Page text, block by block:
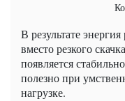
В результате
вместо резкого
появляется
полезно при
нагрузке.